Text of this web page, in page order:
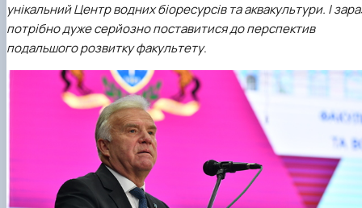
унікальнийЦентр водних біоресурсів та аквакультури. І
потрібно дуже серйозно поставитися до перспектив
подальшого розвитку факультету.